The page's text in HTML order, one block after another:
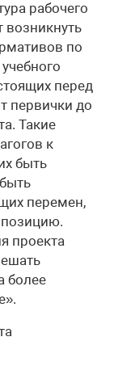
рабочего
возникнуть
по
перед
первички до
Такие
к
быть
перемен,
проекта
более